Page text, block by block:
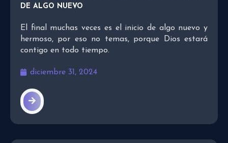
DE ALGO NUEVO
El final muchas veces es el inicio de algo nuevo y
hermoso, por eso no temas, porque Dios estará
contigo en todo tiempo.
diciembre 31, 2024